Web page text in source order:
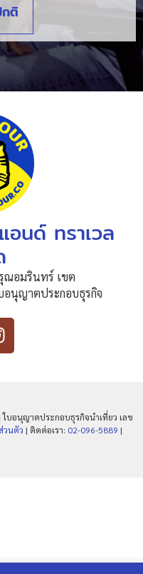
ติ
นด์ ทราเวล
ณอมรินทร์ เขต
อนุญาตประกอบธุรกิจ
บอนุญาตประกอบธุรกิจนำเที่ยว เลข
วนตัว | ติดต่อเรา: 02-096-5889 |